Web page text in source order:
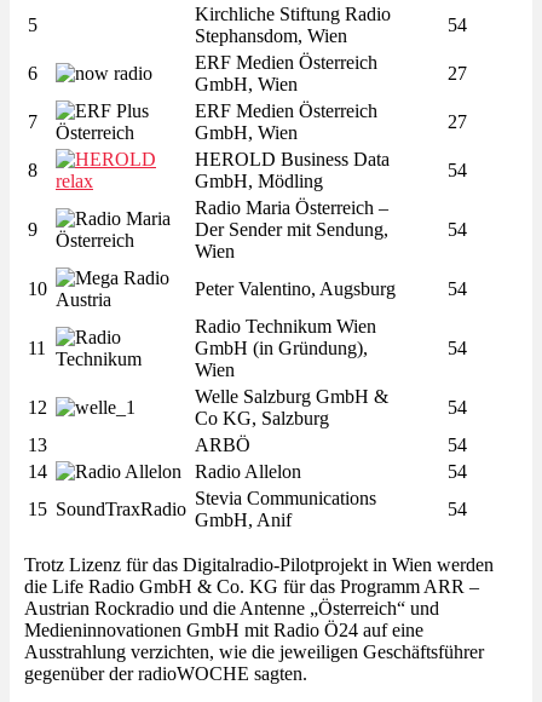
5
Kirchliche Stiftung Radio
Stephansdom, Wien
54
6
ERF Medien Österreich
GmbH, Wien
27
7
ERF Medien Österreich
GmbH, Wien
27
8
HEROLD Business Data
GmbH, Mödling
54
9
Radio Maria Österreich –
Der Sender mit Sendung,
Wien
54
10 Peter Valentino, Augsburg 54
11
Radio Technikum Wien
GmbH (in Gründung),
Wien
54
12
Welle Salzburg GmbH &
Co KG, Salzburg
54
13
ARBÖ
54
14
Radio Allelon
54
15 SoundTraxRadio
Stevia Communications
GmbH, Anif
54
Trotz Lizenz für das Digitalradio-Pilotprojekt in Wien werden
die Life Radio GmbH & Co. KG für das Programm ARR –
Austrian Rockradio und die Antenne „Österreich“ und
Medieninnovationen GmbH mit Radio Ö24 auf eine
Ausstrahlung verzichten, wie die jeweiligen Geschäftsführer
gegenüber der radioWOCHE sagten.